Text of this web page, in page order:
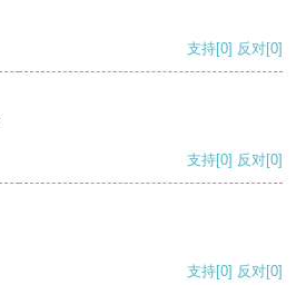
支持[0] 反对[0]
支持[0] 反对[0]
支持[0] 反对[0]